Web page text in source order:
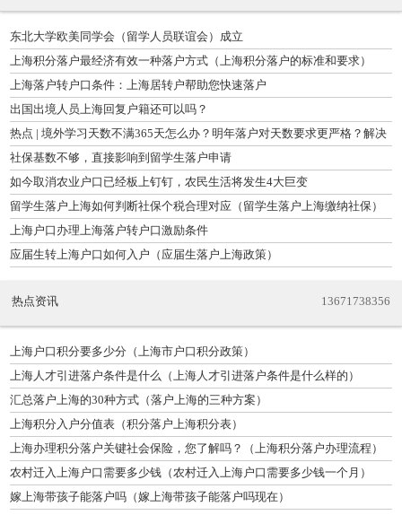
东北大学欧美同学会（留学人员联谊会）成立
上海积分落户最经济有效一种落户方式（上海积分落户的标准和要求）
上海落户转户口条件：上海居转户帮助您快速落户
出国出境人员上海回复户籍还可以吗？
热点 | 境外学习天数不满365天怎么办？明年落户对天数要求更严格？解决
方案来
社保基数不够，直接影响到留学生落户申请
如今取消农业户口已经板上钉钉，农民生活将发生4大巨变
留学生落户上海如何判断社保个税合理对应（留学生落户上海缴纳社保）
上海户口办理上海落户转户口激励条件
应届生转上海户口如何入户（应届生落户上海政策）
热点资讯 13671738356
上海户口积分要多少分（上海市户口积分政策）
上海人才引进落户条件是什么（上海人才引进落户条件是什么样的）
汇总落户上海的30种方式（落户上海的三种方案）
上海积分入户分值表（积分落户上海积分表）
上海办理积分落户关键社会保险，您了解吗？（上海积分落户办理流程）
农村迁入上海户口需要多少钱（农村迁入上海户口需要多少钱一个月）
嫁上海带孩子能落户吗（嫁上海带孩子能落户吗现在）